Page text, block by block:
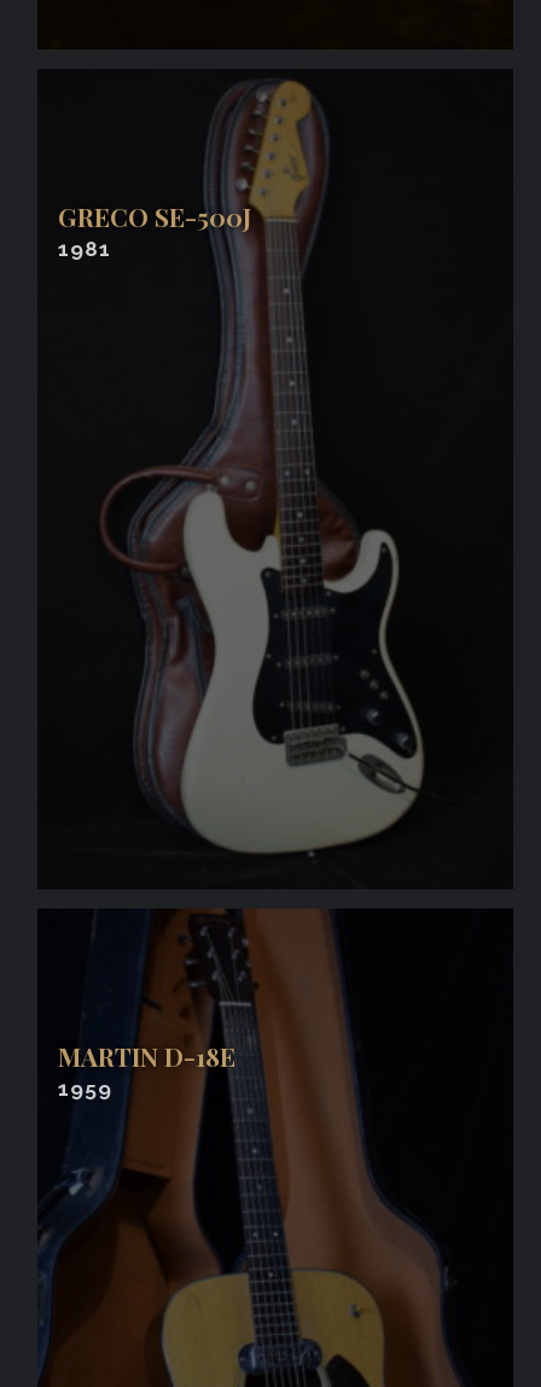
GRECO SE-500J
1981
MARTIN D-18E
1959